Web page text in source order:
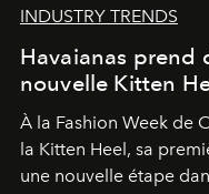
INDUSTRY TRENDS
Havaianas prend
nouvelle Kitten
À la Fashion Week de
la Kitten Heel, sa
une nouvelle étape